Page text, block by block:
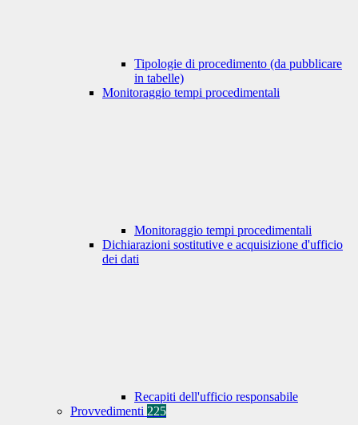
Tipologie di procedimento (da pubblicare
in tabelle)
Monitoraggio tempi procedimentali
Monitoraggio tempi procedimentali
Dichiarazioni sostitutive e acquisizione d'ufficio
dei dati
Recapiti dell'ufficio responsabile
Provvedimenti 225